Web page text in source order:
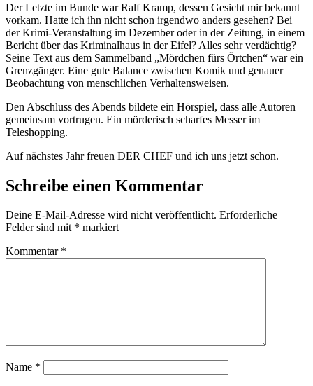
Der Letzte im Bunde war Ralf Kramp, dessen Gesicht mir bekannt
vorkam. Hatte ich ihn nicht schon irgendwo anders gesehen? Bei
der Krimi-Veranstaltung im Dezember oder in der Zeitung, in einem
Bericht über das Kriminalhaus in der Eifel? Alles sehr verdächtig?
Seine Text aus dem Sammelband „Mördchen fürs Örtchen“ war ein
Grenzgänger. Eine gute Balance zwischen Komik und genauer
Beobachtung von menschlichen Verhaltensweisen.
Den Abschluss des Abends bildete ein Hörspiel, dass alle Autoren
gemeinsam vortrugen. Ein mörderisch scharfes Messer im
Teleshopping.
Auf nächstes Jahr freuen DER CHEF und ich uns jetzt schon.
Schreibe einen Kommentar
Deine E-Mail-Adresse wird nicht veröffentlicht. Erforderliche
Felder sind mit * markiert
Kommentar *
Name *